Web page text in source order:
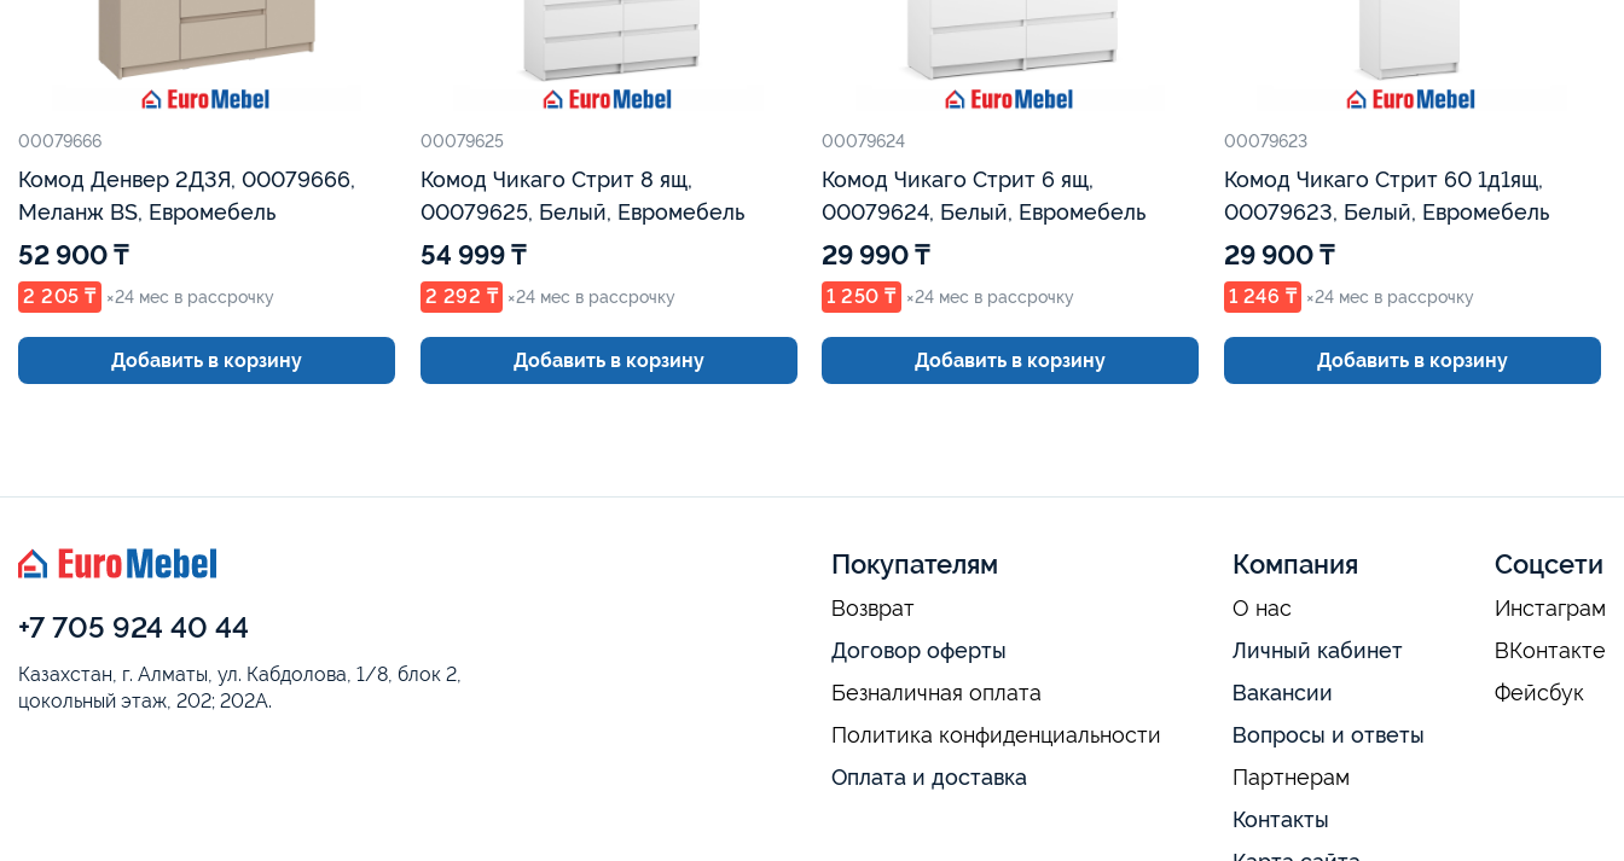
00079666
Комод Денвер 2Д3Я, 00079666,
Меланж BS, Евромебель
52 900 ₸
2 205 ₸ ×24 мес в рассрочку
Добавить в корзину
00079625
Комод Чикаго Стрит 8 ящ,
00079625, Белый, Евромебель
54 999 ₸
2 292 ₸ ×24 мес в рассрочку
Добавить в корзину
00079624
Комод Чикаго Стрит 6 ящ,
00079624, Белый, Евромебель
29 990 ₸
1 250 ₸ ×24 мес в рассрочку
Добавить в корзину
00079623
Комод Чикаго Стрит 60 1д1ящ,
00079623, Белый, Евромебель
29 900 ₸
1 246 ₸ ×24 мес в рассрочку
Добавить в корзину
+7 705 924 40 44
Казахстан, г. Алматы, ул. Кабдолова, 1/8, блок 2,
цокольный этаж, 202; 202А.
Покупателям
Возврат
Договор оферты
Безналичная оплата
Политика конфиденциальности
Оплата и доставка
Компания
О нас
Личный кабинет
Вакансии
Вопросы и ответы
Партнерам
Контакты
Соцсети
Инстаграм
ВКонтакте
Фейсбук